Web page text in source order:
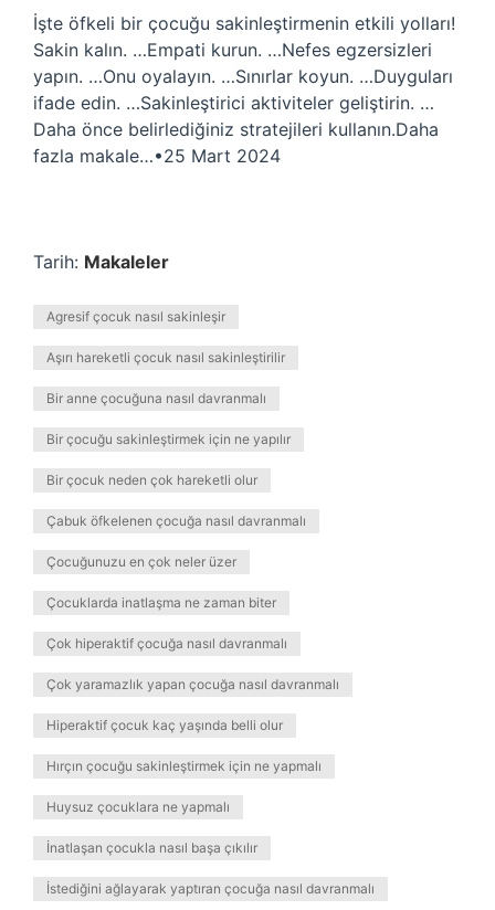
İşte öfkeli bir çocuğu sakinleştirmenin etkili yolları!
Sakin kalın. …Empati kurun. …Nefes egzersizleri
yapın. …Onu oyalayın. …Sınırlar koyun. …Duyguları
ifade edin. …Sakinleştirici aktiviteler geliştirin. …
Daha önce belirlediğiniz stratejileri kullanın.Daha
fazla makale…•25 Mart 2024
Tarih: Makaleler
Agresif çocuk nasıl sakinleşir
Aşırı hareketli çocuk nasıl sakinleştirilir
Bir anne çocuğuna nasıl davranmalı
Bir çocuğu sakinleştirmek için ne yapılır
Bir çocuk neden çok hareketli olur
Çabuk öfkelenen çocuğa nasıl davranmalı
Çocuğunuzu en çok neler üzer
Çocuklarda inatlaşma ne zaman biter
Çok hiperaktif çocuğa nasıl davranmalı
Çok yaramazlık yapan çocuğa nasıl davranmalı
Hiperaktif çocuk kaç yaşında belli olur
Hırçın çocuğu sakinleştirmek için ne yapmalı
Huysuz çocuklara ne yapmalı
İnatlaşan çocukla nasıl başa çıkılır
İstediğini ağlayarak yaptıran çocuğa nasıl davranmalı